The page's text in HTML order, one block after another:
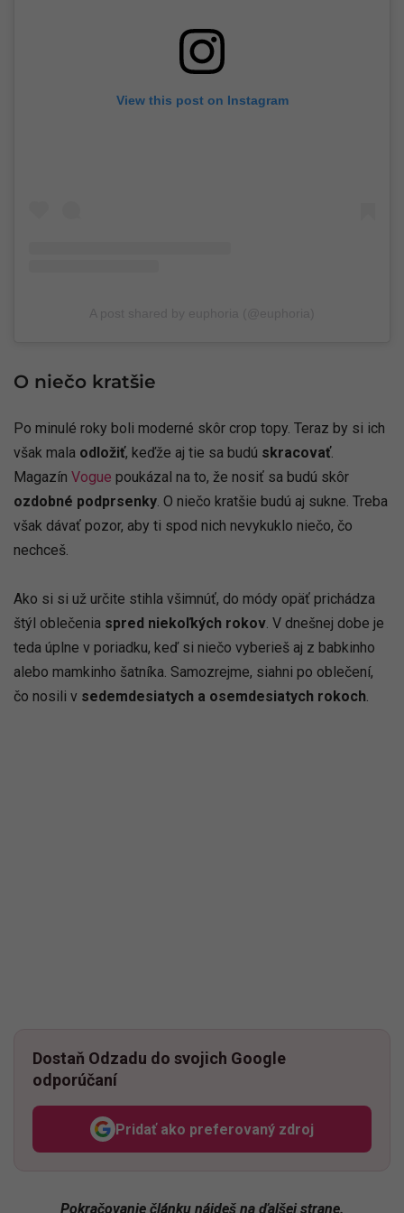
View this post on Instagram
O niečo kratšie
Po minulé roky boli moderné skôr crop topy. Teraz by si ich
však mala odložiť, keďže aj tie sa budú skracovať.
Magazín Vogue poukázal na to, že nosiť sa budú skôr
ozdobné podprsenky. O niečo kratšie budú aj sukne. Treba
však dávať pozor, aby ti spod nich nevykuklo niečo, čo
nechceš.
Ako si si už určite stihla všimnúť, do módy opäť prichádza
štýl oblečenia spred niekoľkých rokov. V dnešnej dobe je
teda úplne v poriadku, keď si niečo vyberieš aj z babkinho
alebo mamkinho šatníka. Samozrejme, siahni po oblečení,
čo nosili v sedemdesiatych a osemdesiatych rokoch.
Dostaň Odzadu do svojich Google
odporúčaní
Pridať ako preferovaný zdroj
Odzadu, odkaz sa otvorí v
Pokračovanie článku nájdeš na ďalšej strane.